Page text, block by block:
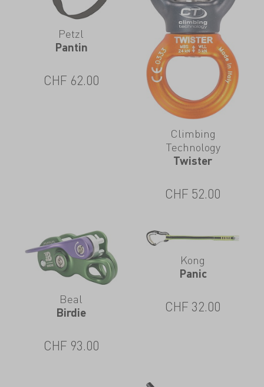
Petzl
Pantin
CHF 62.00
Climbing
Technology
Twister
CHF 52.00
Beal
Birdie
CHF 93.00
Kong
Panic
CHF 32.00